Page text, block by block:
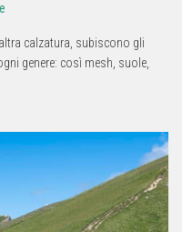
calzatura, subiscono gli
genere: così mesh, suole,